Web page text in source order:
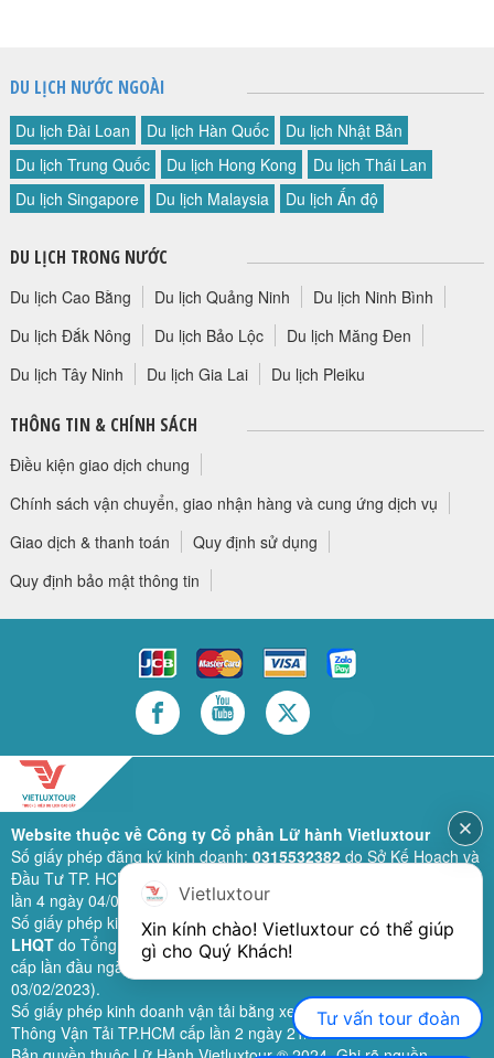
DU LỊCH NƯỚC NGOÀI
Du lịch Đài Loan Du lịch Hàn Quốc
Du lịch Nhật Bản
Du lịch Trung Quốc
Du lịch Hong Kong
Du lịch Thái Lan
Du lịch Singapore
Du lịch Malaysia Du lịch Ấn độ
DU LỊCH TRONG NƯỚC
Du lịch Cao Bằng Du lịch Quảng Ninh
Du lịch Ninh Bình
Du lịch Đắk Nông
Du lịch Bảo Lộc
Du lịch Măng Đen
Du lịch Tây Ninh
Du lịch Gia Lai Du lịch Pleiku
THÔNG TIN & CHÍNH SÁCH
Điều kiện giao dịch chung
Chính sách vận chuyển, giao nhận hàng và cung ứng dịch vụ
Giao dịch & thanh toán
Quy định sử dụng
Quy định bảo mật thông tin
Website thuộc về Công ty Cổ phần Lữ hành Vietluxtour
Số giấy phép đăng ký kinh doanh: 0315532382do Sở Kế Hoạch và
Đầu Tư TP. HCM cấp lần đầu ngày 28/02/2019 (sửa đổi bổ sung
lần 4 ngày 04/06/2024).
Số giấy phép kinh doanh lữ hành quốc tế:79-1111/2019/TCDL-GP
LHQTdo Tổng Cục Du Lịch (nay là Cục Du lịch quốc gia Việt Nam)
cấp lần đầu ngày 26/09/2019 (sửa đổi, bổ sung lần 3 ngày
03/02/2023).
Số giấy phép kinh doanh vận tải bằng xe ô tô:11924do Sở Giao
Thông Vận Tải TP.HCM cấp lần 2 ngày 21/02/2023.
Vietluxtour
Xin kính chào! Vietluxtour có thể giúp
gì cho Quý Khách!
Tư vấn tour đoàn